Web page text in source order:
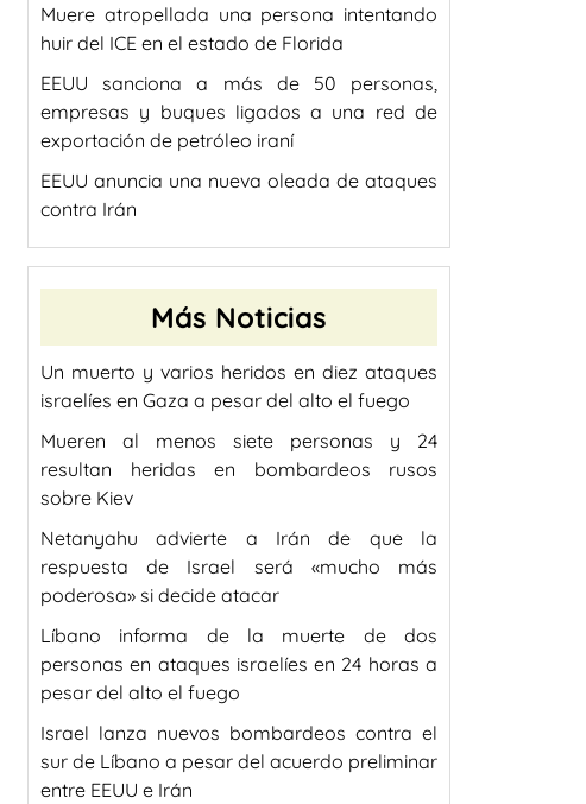
Muere atropellada una persona intentando
huir del ICE en el estado de Florida
EEUU sanciona a más de 50 personas,
empresas y buques ligados a una red de
exportación de petróleo iraní
EEUU anuncia una nueva oleada de ataques
contra Irán
Más Noticias
Un muerto y varios heridos en diez ataques
israelíes en Gaza a pesar del alto el fuego
Mueren al menos siete personas y 24
resultan heridas en bombardeos rusos
sobre Kiev
Netanyahu advierte a Irán de que la
respuesta de Israel será «mucho más
poderosa» si decide atacar
Líbano informa de la muerte de dos
personas en ataques israelíes en 24 horas a
pesar del alto el fuego
Israel lanza nuevos bombardeos contra el
sur de Líbano a pesar del acuerdo preliminar
entre EEUU e Irán